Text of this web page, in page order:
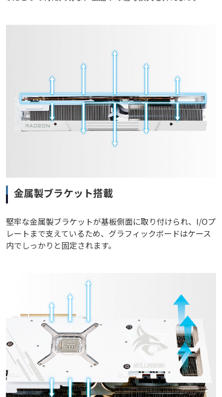
金属製ブラケット搭載
堅牢な金属製ブラケットが基板側面に取り付けられ、I/Oプ
レートまで支えているため、グラフィックボードはケース
内でしっかりと固定されます。